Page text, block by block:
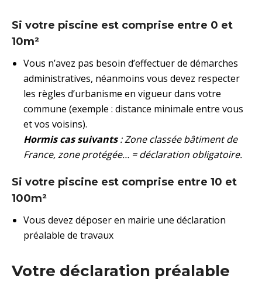
Si votre piscine est comprise entre 0 et
10m²
Vous n’avez pas besoin d’effectuer de démarches
administratives, néanmoins vous devez respecter
les règles d’urbanisme en vigueur dans votre
commune (exemple : distance minimale entre vous
et vos voisins).
Hormis cas suivants: Zone classée bâtiment de
France, zone protégée… = déclaration obligatoire.
Si votre piscine est comprise entre 10 et
100m²
Vous devez déposer en mairie une déclaration
préalable de travaux
Votre déclaration préalable